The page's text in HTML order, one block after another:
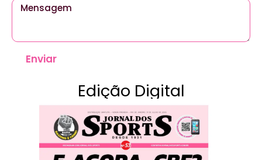
Enviar
Edição Digital